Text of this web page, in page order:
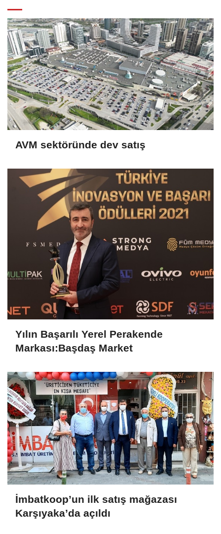
AVM sektöründe dev satış
Yılın Başarılı Yerel Perakende
Markası:Başdaş Market
İmbatkoop’un ilk satış mağazası
Karşıyaka’da açıldı